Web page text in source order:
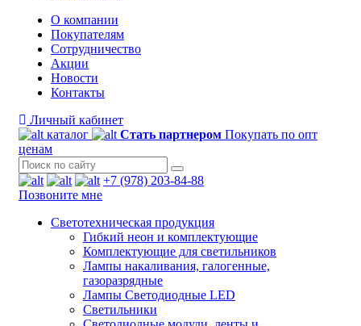
О компании
Покупателям
Сотрудничество
Акции
Новости
Контакты
Личный кабинет
каталог
Стать партнером Покупать по опт
ценам
+7 (978) 203-84-88
Позвоните мне
Светотехническая продукция
Гибкий неон и комплектующие
Комплектующие для светильников
Лампы накаливания, галогенные,
газоразрядные
Лампы Светодиодные LED
Светильники